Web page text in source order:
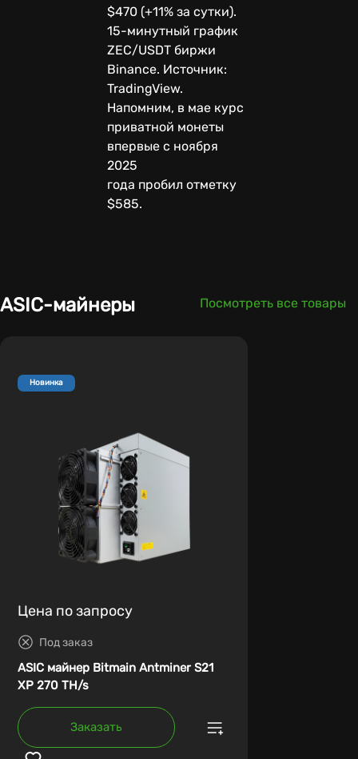
$470 (+11% за сутки).
15-минутный график
ZEC/USDT биржи
Binance. Источник:
TradingView.
Напомним, в мае курс
приватной монеты
впервые с ноября
2025
года пробил отметку
$585.
ASIC-майнеры Посмотреть все товары
Новинка
Цена по запросу
Под заказ
ASIC майнер Bitmain Antminer S21
XP 270 TH/s
Заказать